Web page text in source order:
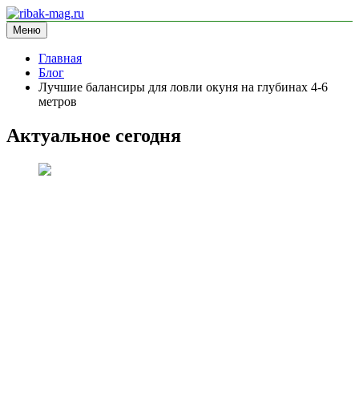
Перейти
к
содержимому
ribak-mag.ru
блог про рыбалку
Меню
Главная
Блог
Лучшие балансиры для ловли окуня на глубинах 4-6
метров
Актуальное сегодня